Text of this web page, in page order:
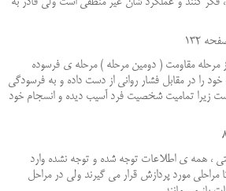
مقاومت ( دومین مرحله ) مرحله ی فرسوده
را در مقابل فشار روانی از دست داده و به فرسودگی
1 صحیح است زیرا تمامیت شخصیت فرد آسیب دیده و انسجام خود
، همه ی اطلاعات توجه شده و توجه نشده وارد
مورد پردازش قرار می گیرند ولی در مراحل